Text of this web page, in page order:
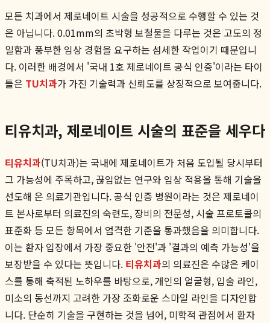
모든 치과에서 제로네이트 시술을 성공적으로 수행할 수 있는 것
은 아닙니다. 0.01mm의 초박형 보철물을 다루는 것은 고도의 정
밀함과 풍부한 임상 경험을 요구하는 섬세한 작업이기 때문입니
다. 이러한 배경에서 '국내 1호 제로네이트 공식 인증'이라는 타이
틀은 TU치과가 가진 기술력과 신뢰도를 상징적으로 보여줍니다.
티유치과, 제로네이트 시술의 표준을 세우다
티유치과(TU치과)는 국내에 제로네이트가 처음 도입될 당시부터
그 가능성에 주목하고, 끊임없는 연구와 임상 적용을 통해 기술을
선도해 온 의료기관입니다. 공식 인증 병원이라는 것은 제로네이
트 본사로부터 의료진의 숙련도, 장비의 전문성, 시술 프로토콜의
표준화 등 모든 항목에서 엄격한 기준을 통과했음을 의미합니다.
이는 환자 입장에서 가장 중요한 '안전'과 '결과의 예측 가능성'을
보장받을 수 있다는 뜻입니다. 티유치과의 의료진은 수많은 케이
스를 통해 축적된 노하우를 바탕으로, 개인의 얼굴형, 입술 라인,
미소의 동선까지 고려한 가장 조화로운 스마일 라인을 디자인합
니다. 단순히 기술을 구현하는 것을 넘어, 미학적 관점에서 환자